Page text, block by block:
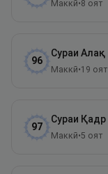
Маккӣ•8 оят
96
Сураи Алақ
Маккӣ•19 оят
97
Сураи Қадр
Маккӣ•5 оят